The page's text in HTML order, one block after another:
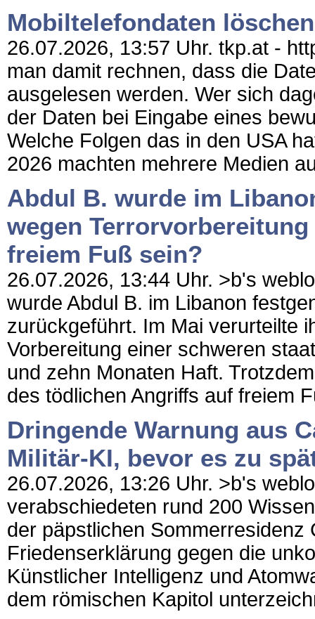
Mobiltelefondaten
26.07.2026, 13:57 Uhr. tkp.at -
man damit rechnen, dass die
ausgelesen werden. Wer sich
der Daten bei Eingabe eines
Welche Folgen das in den USA
2026 machten mehrere Medien
Abdul B. wurde im
wegen
freiem Fuß sein?
26.07.2026, 13:44 Uhr. >b's
wurde Abdul B. im Libanon
zurückgeführt. Im Mai verurteilte
Vorbereitung einer schweren
und zehn Monaten Haft.
des tödlichen Angriffs auf freiem
Dringende Warnung aus
Militär-KI, bevor es zu
26.07.2026, 13:26 Uhr. >b's
verabschiedeten rund 200
der päpstlichen
Friedenserklärung gegen die
Künstlicher Intelligenz und
dem römischen Kapitol